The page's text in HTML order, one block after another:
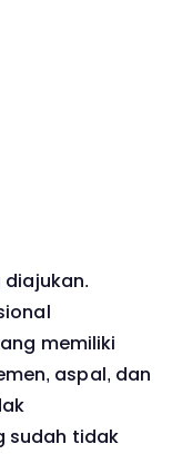
memiliki
aspal, dan
sudah tidak